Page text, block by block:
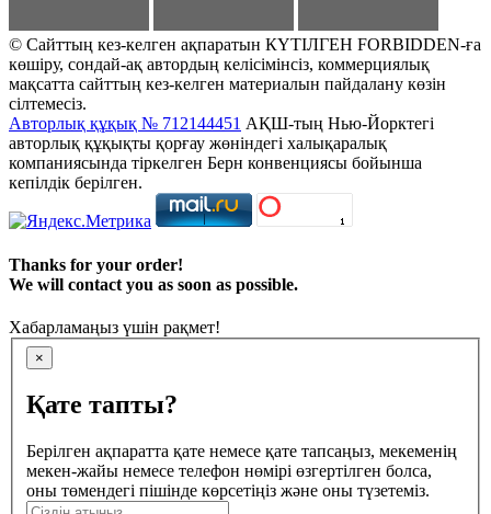
© Сайттың кез-келген ақпаратын КҮТІЛГЕН FORBIDDEN-ға
көшіру, сондай-ақ автордың келісімінсіз, коммерциялық
мақсатта сайттың кез-келген материалын пайдалану көзін
сілтемесіз.
Авторлық құқық № 712144451 АҚШ-тың Нью-Йорктегі
авторлық құқықты қорғау жөніндегі халықаралық
компаниясында тіркелген Берн конвенциясы бойынша
кепілдік берілген.
Thanks for your order!
We will contact you as soon as possible.
Хабарламаңыз үшін рақмет!
×
Қате тапты?
Берілген ақпаратта қате немесе қате тапсаңыз, мекеменің
мекен-жайы немесе телефон нөмірі өзгертілген болса,
оны төмендегі пішінде көрсетіңіз және оны түзетеміз.